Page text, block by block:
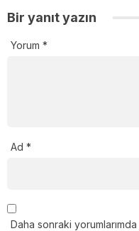
Bir yanıt yazın
Yorum *
Ad *
Daha sonraki yorumlarımda